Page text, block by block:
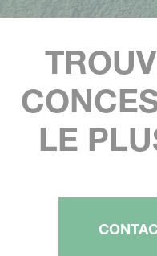
LE